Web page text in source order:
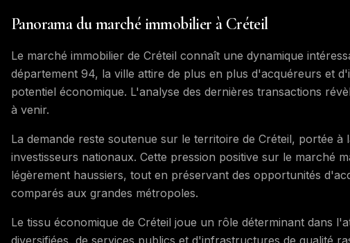
Panorama du marché immobilier à Créteil
Le marché immobilier de Créteil connaît une dynamique
département 94, la ville attire de plus en plus d'acquéreurs et
potentiel économique. L'analyse des dernières transactions
à venir.
La demande reste soutenue sur le territoire de Créteil, portée
investisseurs nationaux. Cette pression positive sur le marché
légèrement haussiers, tout en préservant des opportunités
comparés aux grandes métropoles.
Le tissu économique de Créteil joue un rôle déterminant dans
diversifiées, de services publics et d'infrastructures de qualité